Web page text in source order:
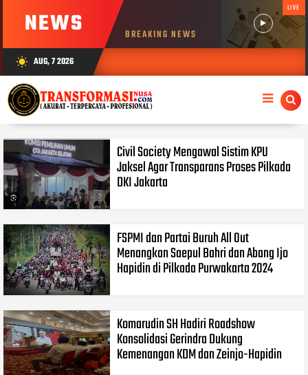
NEWS BREAKING NEWS
LIVE
wb_sunny AUG, 7 2026
Civil Society Mengawal Sistim KPU
Jaksel Agar Transparans Proses Pilkada
DKI Jakarta
FSPMI dan Partai Buruh All Out
Menangkan Saepul Bahri dan Abang Ijo
Hapidin di Pilkada Purwakarta 2024
Komarudin SH Hadiri Roadshow
Konsolidasi Gerindra Dukung
Kemenangan KDM dan Zeinjo-Hapidin